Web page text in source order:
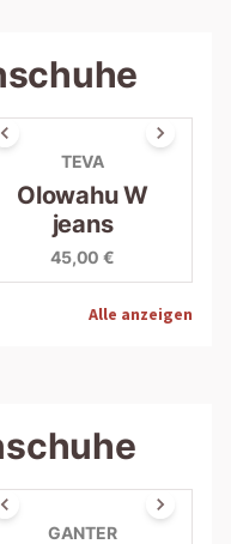
TEVA
Olowahu W
jeans
45,00 €
Alle anzeigen
GANTER